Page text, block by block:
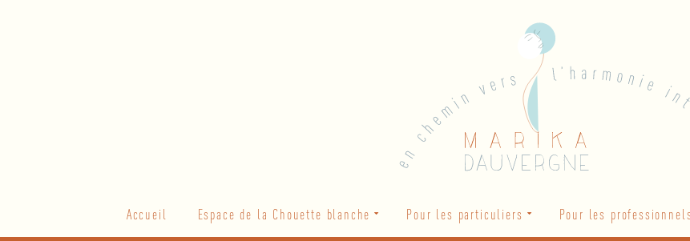
Navigation
Accueil Espace de la Chouette blanche Pour les particuliers Pour les professionnels